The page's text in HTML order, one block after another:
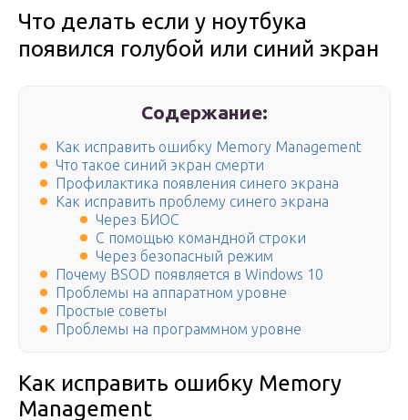
Что делать если у ноутбука
появился голубой или синий экран
Содержание:
Как исправить ошибку Memory Management
Что такое синий экран смерти
Профилактика появления синего экрана
Как исправить проблему синего экрана
Через БИОС
С помощью командной строки
Через безопасный режим
Почему BSOD появляется в Windows 10
Проблемы на аппаратном уровне
Простые советы
Проблемы на программном уровне
Как исправить ошибку Memory
Management